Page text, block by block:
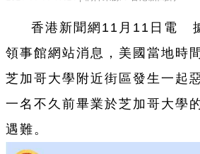
香港新聞網11月11日電
領事館網站消息，美國當地時
芝加哥大學附近街區發生一起
一名不久前畢業於芝加哥大學
遇難。